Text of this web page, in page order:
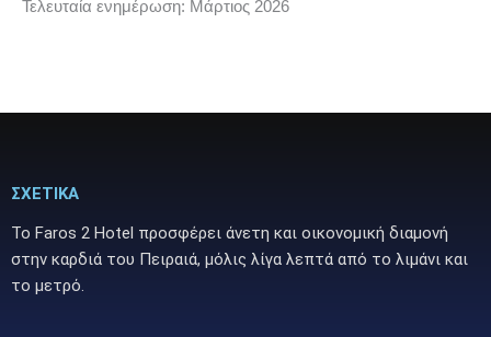
Τελευταία ενημέρωση: Μάρτιος 2026
ΣΧΕΤΙΚΑ
Το Faros 2 Hotel προσφέρει άνετη και οικονομική διαμονή
στην καρδιά του Πειραιά, μόλις λίγα λεπτά από το λιμάνι και
το μετρό.